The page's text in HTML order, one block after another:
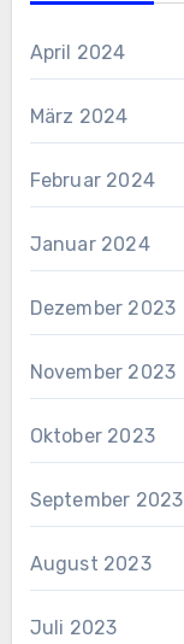
April 2024
März 2024
Februar 2024
Januar 2024
Dezember 2023
November 2023
Oktober 2023
September 2023
August 2023
Juli 2023